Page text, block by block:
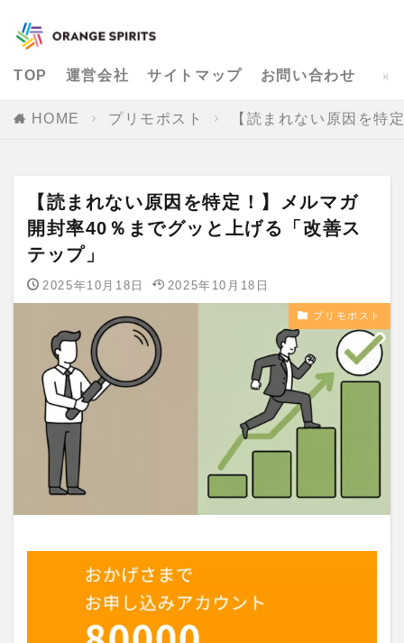
TOP 運営会社 サイトマップ お問い合わせ
HOME プリモポスト 【読まれない原因を特
【読まれない原因を特定！】メルマガ
開封率40％までグッと上げる「改善ス
テップ」
2025年10月18日 2025年10月18日
プリモポスト